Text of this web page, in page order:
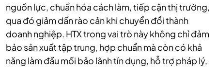
nguồn lực, chuẩn hóa cách làm, tiếp cận thị trường,
qua đó giảm dần rào cản khi chuyển đổi thành
doanh nghiệp. HTX trong vai trò này không chỉ đảm
bảo sản xuất tập trung, hợp chuẩn mà còn có khả
năng làm đầu mối bảo lãnh tín dụng, hỗ trợ pháp lý,